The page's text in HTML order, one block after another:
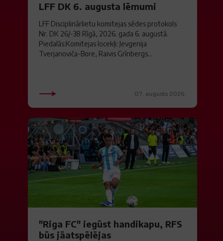
LFF DK 6. augusta lēmumi
LFF Disciplinārlietu komitejas sēdes protokols
Nr. DK 26/-38 Rīgā, 2026. gada 6. augustā.
Piedalās:Komitejas locekļi: Jevgenija
Tverjanoviča-Bore, Raivis Grīnbergs...
07. augusts 2026.
"Riga FC" iegūst handikapu, RFS
būs jāatspēlējas